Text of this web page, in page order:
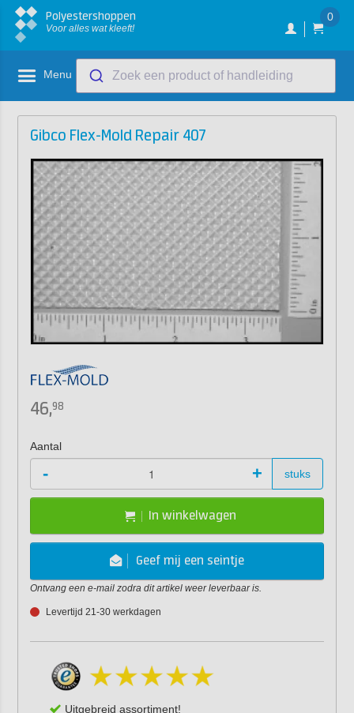
Polyestershoppen
Voor alles wat kleeft!
0
Menu Zoek een product of handleiding
Gibco Flex-Mold Repair 407
46,98
Aantal
- + stuks
In winkelwagen
Geef mij een seintje
Ontvang een e-mail zodra dit artikel weer leverbaar is.
Levertijd 21-30 werkdagen
Uitgebreid assortiment!